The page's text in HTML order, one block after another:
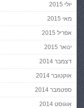
יולי 2015
מאי 2015
אפריל 2015
ינואר 2015
דצמבר 2014
אוקטובר 2014
ספטמבר 2014
אוגוסט 2014